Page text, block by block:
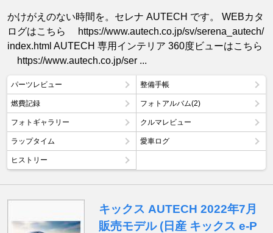
かけがえのない時間を。セレナ AUTECH です。 WEBカタ
ログはこちら https://www.autech.co.jp/sv/serena_autech/
index.html AUTECH 専用インテリア 360度ビューはこちら
https://www.autech.co.jp/ser ...
パーツレビュー 整備手帳
燃費記録 フォトアルバム(2)
フォトギャラリー クルマレビュー
ラップタイム 愛車ログ
ヒストリー
キックス AUTECH 2022年7月
販売モデル (日産 キックス e-P